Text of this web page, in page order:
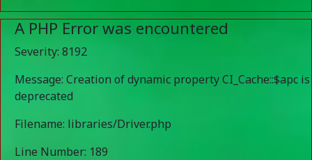
A PHP Error was encountered
Severity: 8192
Message: Creation of dynamic property CI_Cache::$apc is
deprecated
Filename: libraries/Driver.php
Line Number: 189